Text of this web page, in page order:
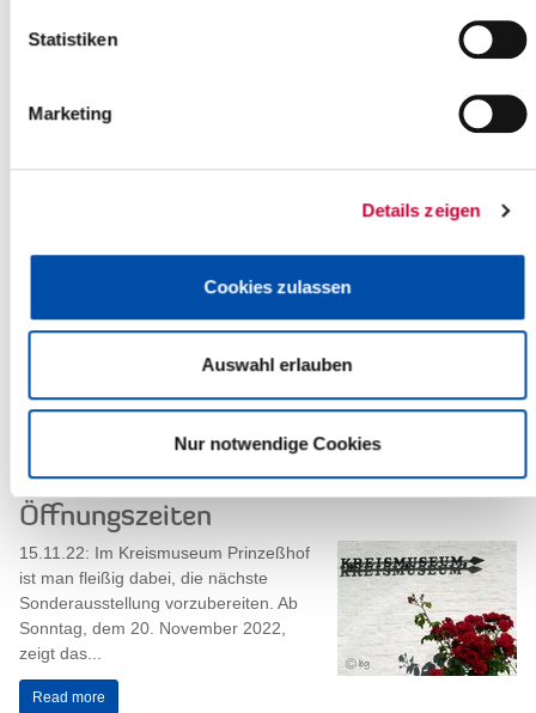
Statistiken
Marketing
Details zeigen
Cookies zulassen
Auswahl erlauben
Nur notwendige Cookies
16.11.22: Der Bau- und
17. November 2022, um 17.00 Uhr.
Ausschuss für Wirtschaft tagt
16.11.22: Der Ausschuss für Wirtschaft
des Steinburger Kreistages tagt am
17.30 Uhr. Sitzungsort ist der...
Read more
Kreismuseum Prinzeßhof: Geänderte
Öffnungszeiten
15.11.22: Im Kreismuseum Prinzeßhof
ist man fleißig dabei, die nächste
Sonderausstellung vorzubereiten. Ab
Sonntag, dem 20. November 2022,
zeigt das...
Read more